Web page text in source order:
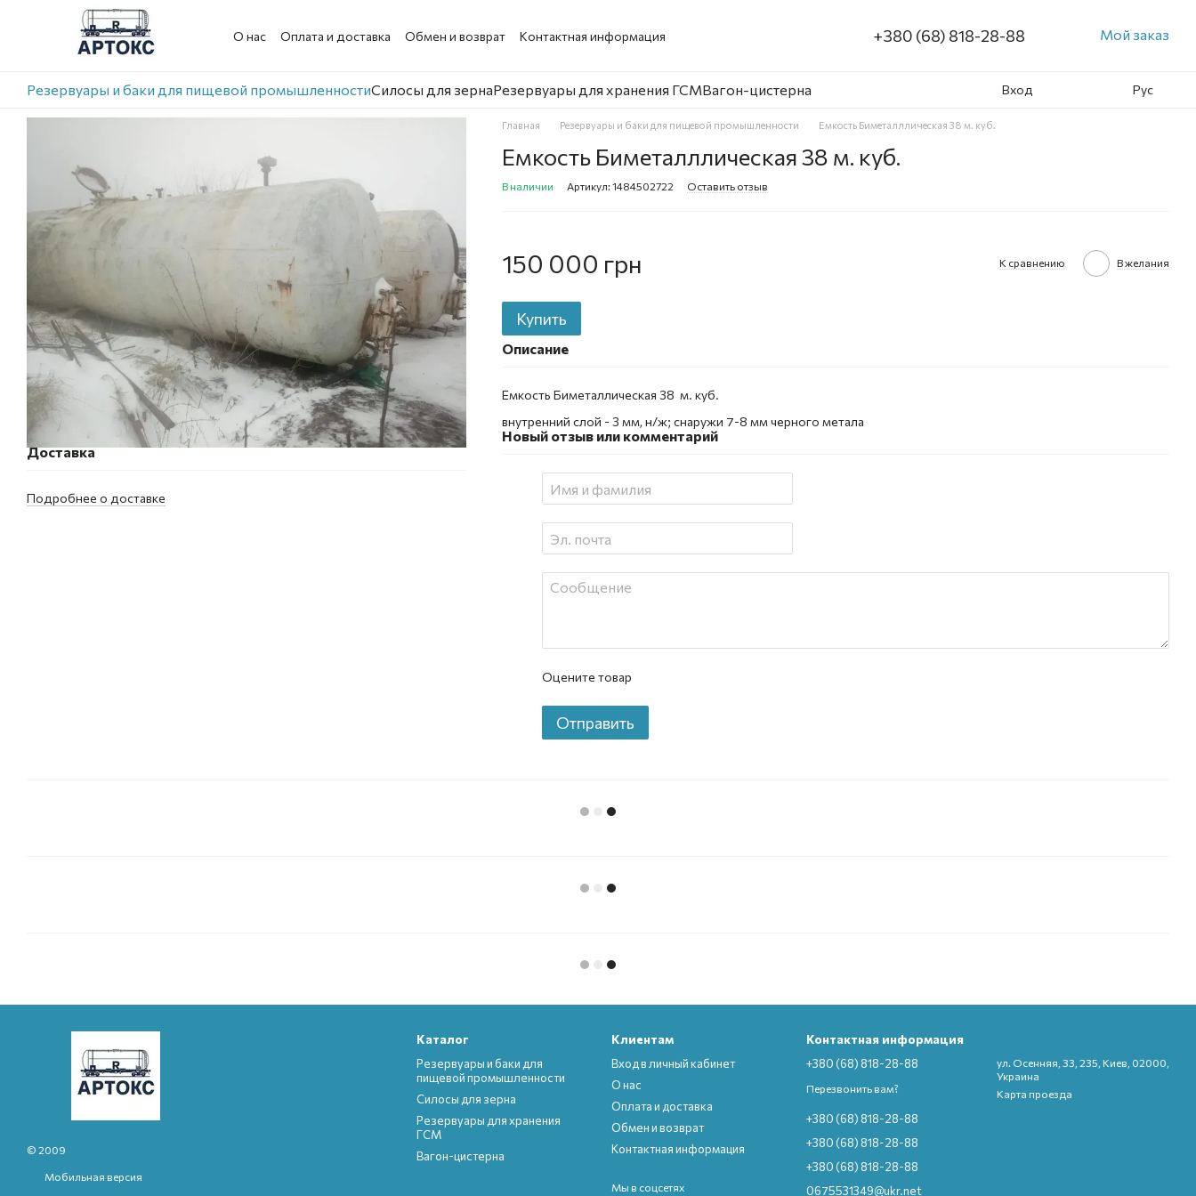
Перейти к основному контенту
О нас
Оплата и доставка Обмен и возврат Контактная информация +380 (68) 818-28-88 Мой заказ
Резервуары и баки для пищевой промышленностиСилосы для зернаРезервуары для хранения ГСМВагон-цистерна Вход Рус
Доставка
Подробнее о доставке
Главная Резервуары и баки для пищевой промышленности Емкость Биметалллическая 38 м. куб.
Емкость Биметалллическая 38 м. куб.
В наличии Артикул: 1484502722 Оставить отзыв
150 000 грн К сравнению В желания
Купить
Описание
Емкость Биметаллическая 38 м. куб.
внутренний слой - 3 мм, н/ж; снаружи 7-8 мм черного метала
Новый отзыв или комментарий
Оцените товар
Отправить
© 2009
Мобильная версия
Каталог
Резервуары и баки для
пищевой промышленности
Силосы для зерна
Резервуары для хранения
ГСМ
Вагон-цистерна
Клиентам
Вход в личный кабинет
О нас
Оплата и доставка
Обмен и возврат
Контактная информация
Мы в соцсетях
Контактная информация
+380 (68) 818-28-88
Перезвонить вам?
+380 (68) 818-28-88
+380 (68) 818-28-88
+380 (68) 818-28-88
0675531349@ukr.net
ул. Осенняя, 33, 235, Киев, 02000,
Украина
Карта проезда